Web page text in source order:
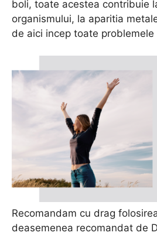
boli, toate acestea contribuie
organismului, la aparitia
de aici incep toate problemele
Recomandam cu drag
deasemenea recomandat de